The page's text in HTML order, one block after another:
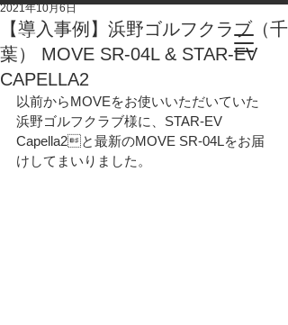
【導入事例】浜野ゴルフクラブ（千
葉） MOVE SR-04L & STAR-EV
CAPELLA2
2021年10月6日
以前からMOVEをお使いいただいていた
浜野ゴルフクラブ様に、STAR-EV
Capella2と最新のMOVE SR-04Lをお届
けしてまいりました。